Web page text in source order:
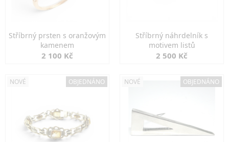
Stříbrný prsten s oranžovým
kamenem
2 100 Kč
Stříbrný náhrdelník s
motivem listů
2 500 Kč
NOVÉ OBJEDNÁNO NOVÉ OBJEDNÁNO